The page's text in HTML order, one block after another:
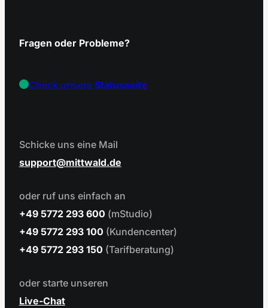
Fragen oder Probleme?
Check unsereStatusseite
Schicke uns eine Mail
support
mittwald.de
oder ruf uns einfach an
+49 5772 293 600 (mStudio)
+49 5772 293 100 (Kundencenter)
+49 5772 293 150 (Tarifberatung)
oder starte unseren
Live-Chat